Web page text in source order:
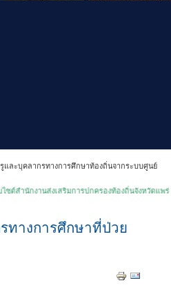
และบุคลากรทางการศึกษาท้องถิ่นจากระบบศูนย์
กงานส่งเสริมการปกครองท้องถิ่นจังหวัดแพร่◀
ทางการศึกษาที่ป่วย